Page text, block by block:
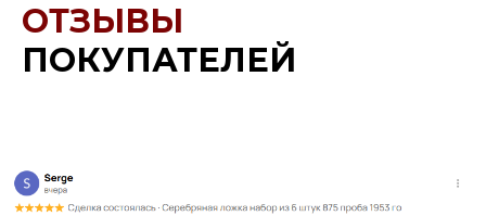
ОТЗЫВЫ
ПОКУПАТЕЛЕЙ